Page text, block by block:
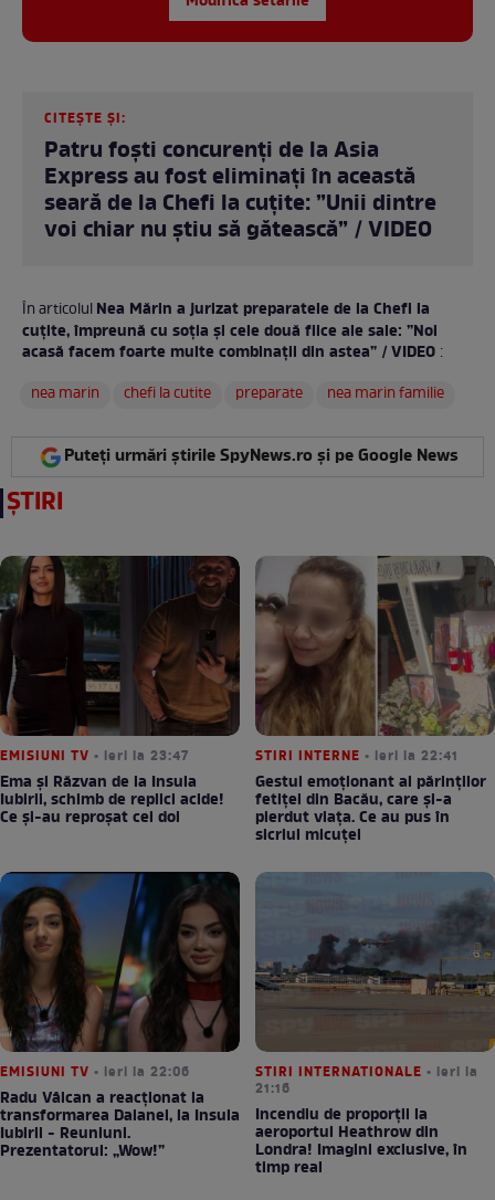
CITEȘTE ȘI:
Patru foști concurenți de la Asia
Express au fost eliminați în această
seară de la Chefi la cuțite: ”Unii dintre
voi chiar nu știu să gătească” / VIDEO
În articolulNea Mărin a jurizat preparatele de la Chefi la
cuțite, împreună cu soția și cele două fiice ale sale: ”Noi
acasă facem foarte multe combinații din astea” / VIDEO :
nea marin
chefi la cutite preparate nea marin familie
Puteți urmări știrile SpyNews.ro și pe Google News
ȘTIRI
EMISIUNI TV • ieri la 23:47
Ema și Răzvan de la Insula
Iubirii, schimb de replici acide!
Ce și-au reproșat cei doi
STIRI INTERNE • ieri la 22:41
Gestul emoționant al părinților
fetiței din Bacău, care și-a
pierdut viața. Ce au pus în
sicriul micuței
EMISIUNI TV • ieri la 22:06
Radu Vâlcan a reacționat la
transformarea Daianei, la Insula
Iubirii - Reuniuni.
Prezentatorul: „Wow!”
STIRI INTERNATIONALE • ieri la
21:16
Incendiu de proporții la
aeroportul Heathrow din
Londra! Imagini exclusive, în
timp real